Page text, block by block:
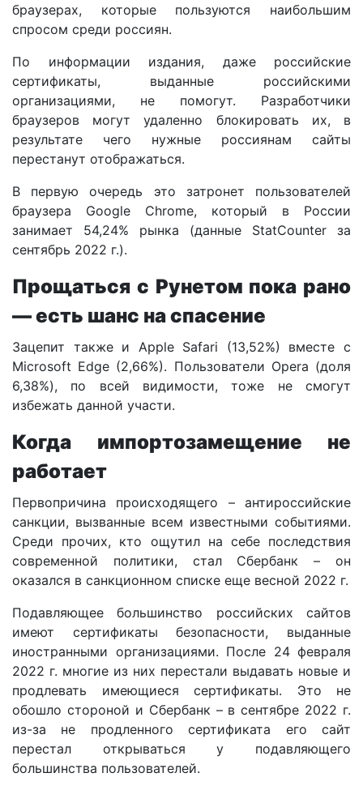
браузерах, которые пользуются наибольшим
спросом среди россиян.
По информации издания, даже российские
сертификаты, выданные российскими
организациями, не помогут. Разработчики
браузеров могут удаленно блокировать их, в
результате чего нужные россиянам сайты
перестанут отображаться.
В первую очередь это затронет пользователей
браузера Google Chrome, который в России
занимает 54,24% рынка (данные StatCounter за
сентябрь 2022 г.).
Прощаться с Рунетом пока рано
— есть шанс на спасение
Зацепит также и Apple Safari (13,52%) вместе с
Microsoft Edge (2,66%). Пользователи Opera (доля
6,38%), по всей видимости, тоже не смогут
избежать данной участи.
Когда импортозамещение не
работает
Первопричина происходящего – антироссийские
санкции, вызванные всем известными событиями.
Среди прочих, кто ощутил на себе последствия
современной политики, стал Сбербанк – он
оказался в санкционном списке еще весной 2022 г.
Подавляющее большинство российских сайтов
имеют сертификаты безопасности, выданные
иностранными организациями. После 24 февраля
2022 г. многие из них перестали выдавать новые и
продлевать имеющиеся сертификаты. Это не
обошло стороной и Сбербанк – в сентябре 2022 г.
из-за не продленного сертификата его сайт
перестал открываться у подавляющего
большинства пользователей.